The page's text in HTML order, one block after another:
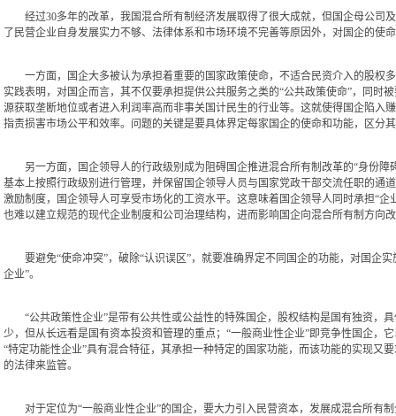
经过30多年的改革，我国混合所有制经济发展取得了很大成就，但国企母公司
了民营企业自身发展实力不够、法律体系和市场环境不完善等原因外，对国企的使
一方面，国企大多被认为承担着重要的国家政策使命，不适合民资介入的股权
实践表明，对国企而言，其不仅要承担提供公共服务之类的“公共政策使命”，同时
源获取垄断地位或者进入利润率高而非事关国计民生的行业等。这就使得国企陷
指责损害市场公平和效率。问题的关键是要具体界定每家国企的使命和功能，区分
另一方面，国企领导人的行政级别成为阻碍国企推进混合所有制改革的“身份障
基本上按照行政级别进行管理，并保留国企领导人员与国家党政干部交流任职的
激励制度，国企领导人可享受市场化的工资水平。这意味着国企领导人同时承担“
也难以建立规范的现代企业制度和公司治理结构，进而影响国企向混合所有制方向
要避免“使命冲突”，破除“认识误区”，就要准确界定不同国企的功能，对国企实
企业”。
“公共政策性企业”是带有公共性或公益性的特殊国企，股权结构是国有独资，具
少，但从长远看是国有资本投资和管理的重点；“一般商业性企业”即竞争性国企
“特定功能性企业”具有混合特征，其承担一种特定的国家功能，而该功能的实现
的法律来监管。
对于定位为“一般商业性企业”的国企，要大力引入民营资本，发展成混合所有